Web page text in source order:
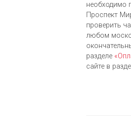
необходимо
Проспект
проверить
любом
разделе
сайте в